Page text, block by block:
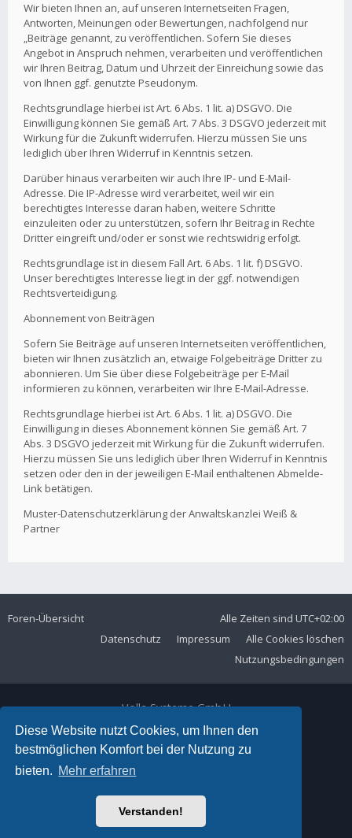
Diese Website nutzt Cookies, um Ihnen den
bestmöglichen Komfort bei der Nutzung zu
bieten. Mehr erfahren
Verstanden!
Wir bieten Ihnen an, auf unseren Internetseiten Fragen,
Antworten, Meinungen oder Bewertungen, nachfolgend nur
„Beiträge genannt, zu veröffentlichen. Sofern Sie dieses
Angebot in Anspruch nehmen, verarbeiten und veröffentlichen
wir Ihren Beitrag, Datum und Uhrzeit der Einreichung sowie das
von Ihnen ggf. genutzte Pseudonym.
Rechtsgrundlage hierbei ist Art. 6 Abs. 1 lit. a) DSGVO. Die
Einwilligung können Sie gemäß Art. 7 Abs. 3 DSGVO jederzeit mit
Wirkung für die Zukunft widerrufen. Hierzu müssen Sie uns
lediglich über Ihren Widerruf in Kenntnis setzen.
Darüber hinaus verarbeiten wir auch Ihre IP- und E-Mail-
Adresse. Die IP-Adresse wird verarbeitet, weil wir ein
berechtigtes Interesse daran haben, weitere Schritte
einzuleiten oder zu unterstützen, sofern Ihr Beitrag in Rechte
Dritter eingreift und/oder er sonst wie rechtswidrig erfolgt.
Rechtsgrundlage ist in diesem Fall Art. 6 Abs. 1 lit. f) DSGVO.
Unser berechtigtes Interesse liegt in der ggf. notwendigen
Rechtsverteidigung.
Abonnement von Beiträgen
Sofern Sie Beiträge auf unseren Internetseiten veröffentlichen,
bieten wir Ihnen zusätzlich an, etwaige Folgebeiträge Dritter zu
abonnieren. Um Sie über diese Folgebeiträge per E-Mail
informieren zu können, verarbeiten wir Ihre E-Mail-Adresse.
Rechtsgrundlage hierbei ist Art. 6 Abs. 1 lit. a) DSGVO. Die
Einwilligung in dieses Abonnement können Sie gemäß Art. 7
Abs. 3 DSGVO jederzeit mit Wirkung für die Zukunft widerrufen.
Hierzu müssen Sie uns lediglich über Ihren Widerruf in Kenntnis
setzen oder den in der jeweiligen E-Mail enthaltenen Abmelde-
Link betätigen.
Muster-Datenschutzerklärung der Anwaltskanzlei Weiß &
Partner
Foren-Übersicht Alle Zeiten sind UTC+02:00
Alle Cookies löschen
Impressum
Datenschutz
Nutzungsbedingungen
Volla Systeme GmbH
Kölner Straße 102
42897 Remscheid
Telefon:+49 2191 59897 61
E-Mail:
Ariki Theme by